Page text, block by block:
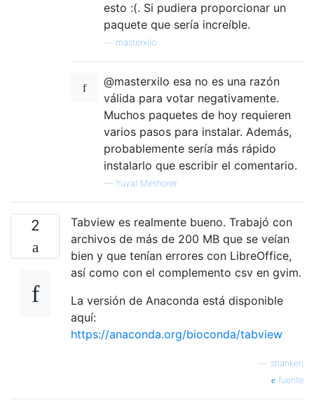
esto :(. Si pudiera proporcionar un
paquete que sería increíble.
masterxilo
@masterxilo esa no es una razón
válida para votar negativamente.
Muchos paquetes de hoy requieren
varios pasos para instalar. Además,
probablemente sería más rápido
instalarlo que escribir el comentario.
— Yuval Meshorer
2
Tabview es realmente bueno. Trabajó con
archivos de más de 200 MB que se veían
bien y que tenían errores con LibreOffice,
así como con el complemento csv en gvim.
La versión de Anaconda está disponible
aquí:
https://anaconda.org/bioconda/tabview
shankerj
fuente